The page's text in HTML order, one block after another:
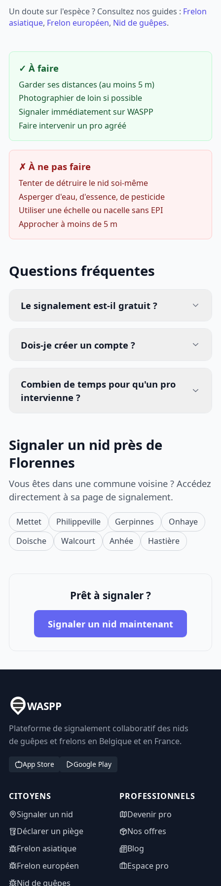
Un doute sur l'espèce ? Consultez nos guides : Frelon
asiatique, Frelon européen, Nid de guêpes.
✓ À faire
Garder ses distances (au moins 5 m)
Photographier de loin si possible
Signaler immédiatement sur WASPP
Faire intervenir un pro agréé
✗ À ne pas faire
Tenter de détruire le nid soi-même
Asperger d'eau, d'essence, de pesticide
Utiliser une échelle ou nacelle sans EPI
Approcher à moins de 5 m
Questions fréquentes
Le signalement est-il gratuit ?
Dois-je créer un compte ?
Combien de temps pour qu'un pro
intervienne ?
Signaler un nid près de
Florennes
Vous êtes dans une commune voisine ? Accédez
directement à sa page de signalement.
Mettet Philippeville Gerpinnes
Onhaye
Doische
Walcourt Anhée Hastière
Prêt à signaler ?
Signaler un nid maintenant
WASPP
Plateforme de signalement collaboratif des nids
de guêpes et frelons en Belgique et en France.
App Store Google Play
CITOYENS
Signaler un nid
Déclarer un piège
Frelon asiatique
Frelon européen
Nid de guêpes
PROFESSIONNELS
Devenir pro
Nos offres
Blog
Espace pro